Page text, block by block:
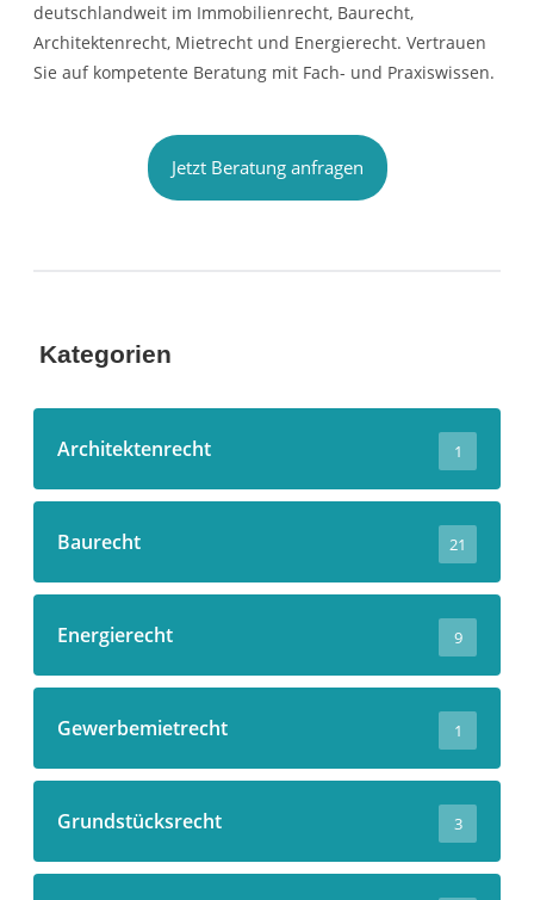
deutschlandweit im Immobilienrecht, Baurecht,
Architektenrecht, Mietrecht und Energierecht. Vertrauen
Sie auf kompetente Beratung mit Fach- und Praxiswissen.
Jetzt Beratung anfragen
Kategorien
Architektenrecht 1
Baurecht 21
Energierecht 9
Gewerbemietrecht 1
Grundstücksrecht 3